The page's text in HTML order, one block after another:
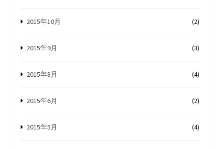
2015年10月 (2)
2015年9月 (3)
2015年8月 (4)
2015年6月 (2)
2015年5月 (4)